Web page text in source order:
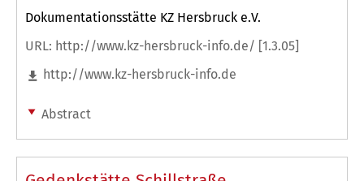
Dokumentationsstätte KZ Hersbruck e.V.
URL: http://www.kz-hersbruck-info.de/ [1.3.05]
http://www.kz-hersbruck-info.de
Abstract